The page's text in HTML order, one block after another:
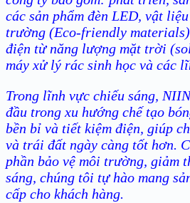
các sản phẩm đèn LED, vật
trường (Eco-friendly
điện từ năng lượng mặt trời
máy xử lý rác sinh học và các
Trong lĩnh vực chiếu sáng,
đầu trong xu hướng chế tạo
bền bỉ và tiết kiệm điện, giúp
và trái đất ngày càng tốt hơn.
phần bảo vệ môi trường, giảm
sáng, chúng tôi tự hào mang
cấp cho khách hàng.